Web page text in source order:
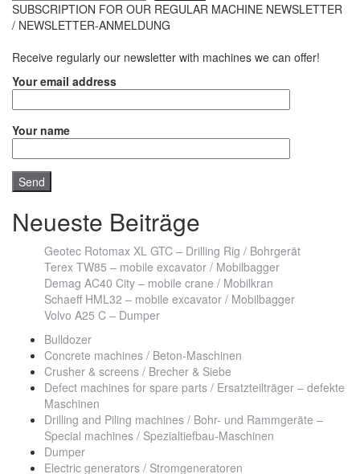
SUBSCRIPTION FOR OUR REGULAR MACHINE NEWSLETTER
/ NEWSLETTER-ANMELDUNG
Receive regularly our newsletter with machines we can offer!
Your email address
Your name
Neueste Beiträge
Geotec Rotomax XL GTC – Drilling Rig / Bohrgerät
Terex TW85 – mobile excavator / Mobilbagger
Demag AC40 City – mobile crane / Mobilkran
Schaeff HML32 – mobile excavator / Mobilbagger
Volvo A25 C – Dumper
Bulldozer
Concrete machines / Beton-Maschinen
Crusher & screens / Brecher & Siebe
Defect machines for spare parts / Ersatzteilträger – defekte
Maschinen
Drilling and Piling machines / Bohr- und Rammgeräte –
Special machines / Spezialtiefbau-Maschinen
Dumper
Electric generators / Stromgeneratoren